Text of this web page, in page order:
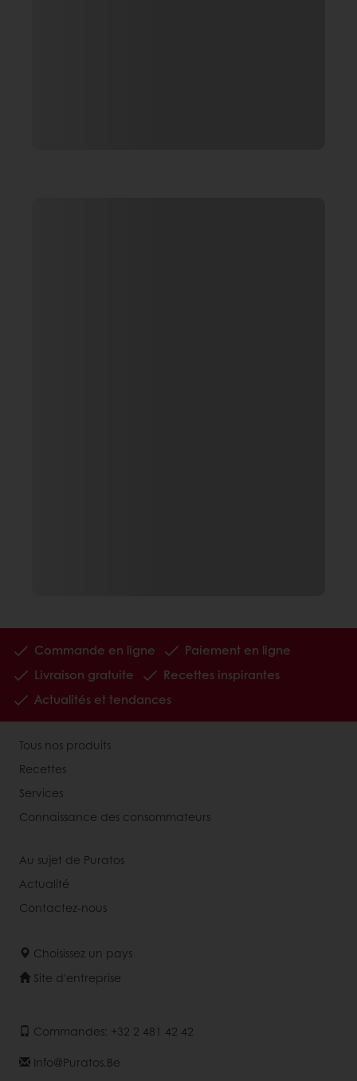
Commande en ligne
Paiement en ligne
Livraison gratuite
Recettes inspirantes
Actualités et tendances
Tous nos produits
Recettes
Services
Connaissance des consommateurs
Au sujet de Puratos
Actualité
Contactez-nous
Choisissez un pays
Site d'entreprise
Commandes: +32 2 481 42 42
Info@puratos.be